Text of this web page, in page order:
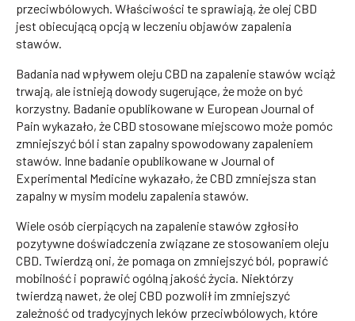
przeciwbólowych. Właściwości te sprawiają, że olej CBD
jest obiecującą opcją w leczeniu objawów zapalenia
stawów.
Badania nad wpływem oleju CBD na zapalenie stawów wciąż
trwają, ale istnieją dowody sugerujące, że może on być
korzystny. Badanie opublikowane w European Journal of
Pain wykazało, że CBD stosowane miejscowo może pomóc
zmniejszyć ból i stan zapalny spowodowany zapaleniem
stawów. Inne badanie opublikowane w Journal of
Experimental Medicine wykazało, że CBD zmniejsza stan
zapalny w mysim modelu zapalenia stawów.
Wiele osób cierpiących na zapalenie stawów zgłosiło
pozytywne doświadczenia związane ze stosowaniem oleju
CBD. Twierdzą oni, że pomaga on zmniejszyć ból, poprawić
mobilność i poprawić ogólną jakość życia. Niektórzy
twierdzą nawet, że olej CBD pozwolił im zmniejszyć
zależność od tradycyjnych leków przeciwbólowych, które